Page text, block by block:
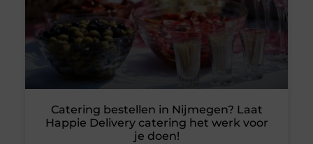
Catering bestellen in Nijmegen? Laat
Happie Delivery catering het werk voor
je doen!